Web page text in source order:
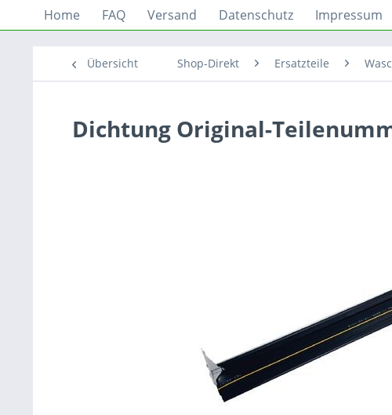
Home FAQ Versand Datenschutz Impressum
Übersicht Shop-Direkt Ersatzteile
Dichtung Original-